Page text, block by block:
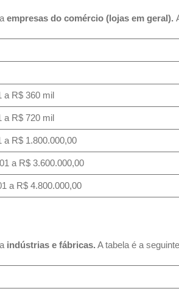
empresas do comércio (lojas em geral).
a R$ 360 mil
a R$ 720 mil
a R$ 1.800.000,00
a R$ 3.600.000,00
a R$ 4.800.000,00
indústrias e fábricas. A tabela é a